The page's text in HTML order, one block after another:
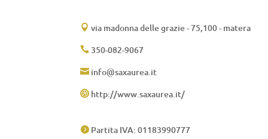
 via madonna delle grazie - 75,100 - matera
 350-082-9067
 info@saxaurea.it
 http://www.saxaurea.it/
 Partita IVA: 01183990777